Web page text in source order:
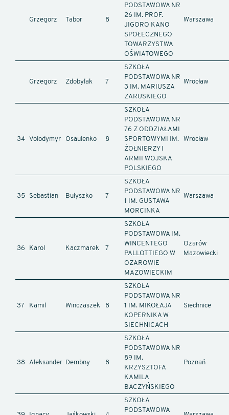
Grzegorz Tabor 8
PODSTAWOWA NR
26 IM. PROF.
JIGORO KANO
SPOŁECZNEGO
TOWARZYSTWA
OŚWIATOWEGO
Warszawa
Grzegorz Zdobylak 7
SZKOŁA
PODSTAWOWA NR
3 IM. MARIUSZA
ZARUSKIEGO
Wrocław
34 Volodymyr Osaulenko 8
SZKOŁA
PODSTAWOWA NR
76 Z ODDZIAŁAMI
SPORTOWYMI IM.
ŻOŁNIERZY I
ARMII WOJSKA
POLSKIEGO
Wrocław
35 Sebastian Bułyszko 7
SZKOŁA
PODSTAWOWA NR
1 IM. GUSTAWA
MORCINKA
Warszawa
36 Karol Kaczmarek 7
SZKOŁA
PODSTAWOWA IM.
WINCENTEGO
PALLOTTIEGO W
OŻAROWIE
MAZOWIECKIM
Ożarów
Mazowiecki
37 Kamil Winczaszek 8
SZKOŁA
PODSTAWOWA NR
1 IM. MIKOŁAJA
KOPERNIKA W
SIECHNICACH
Siechnice
38 Aleksander Dembny 8
SZKOŁA
PODSTAWOWA NR
89 IM.
KRZYSZTOFA
KAMILA
BACZYŃSKIEGO
Poznań
SZKOŁA
PODSTAWOWA